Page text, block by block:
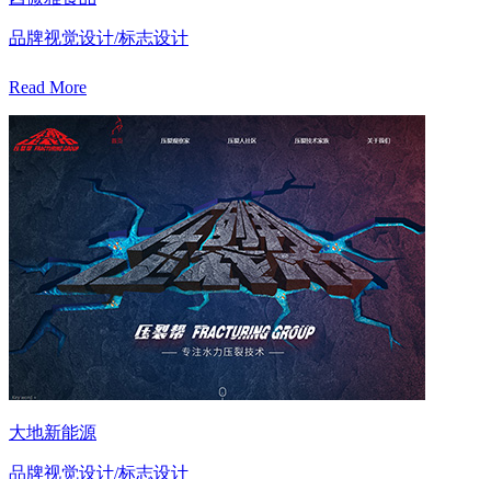
品牌视觉设计/标志设计
Read More
大地新能源
品牌视觉设计/标志设计